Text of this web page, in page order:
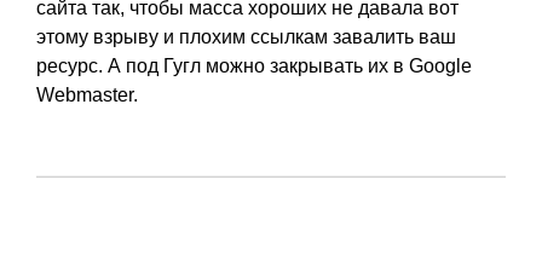
сайта так, чтобы масса хороших не давала вот
этому взрыву и плохим ссылкам завалить ваш
ресурс. А под Гугл можно закрывать их в Google
Webmaster.